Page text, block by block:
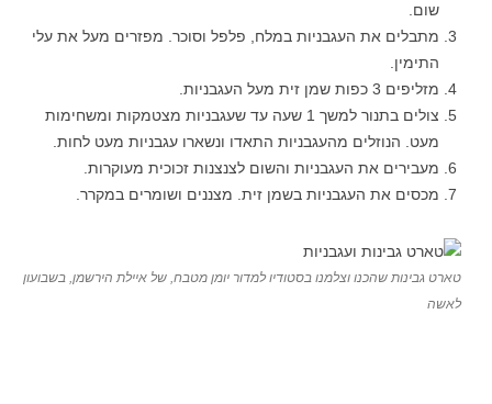
שום.
מתבלים את העגבניות במלח, פלפל וסוכר. מפזרים מעל את עלי
התימין.
מזליפים 3 כפות שמן זית מעל העגבניות.
צולים בתנור למשך 1 שעה עד שעגבניות מצטמקות ומשחימות
מעט. הנוזלים מהעגבניות התאדו ונשארו עגבניות מעט לחות.
מעבירים את העגבניות והשום לצנצנות זכוכית מעוקרות.
מכסים את העגבניות בשמן זית. מצננים ושומרים במקרר.
טארט גבינות שהכנו וצלמנו בסטודיו למדור יומן מטבח, של איילת הירשמן, בשבועון
לאשה